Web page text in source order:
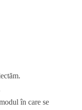
în care se